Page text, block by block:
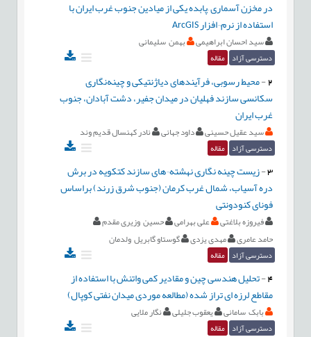
در مخزن آسماری –پابده یکی از میادین جنوب غرب ایران با
استفاده از نرم¬افزار ArcGIS
سید احسان ابراهیمی بهمن سلیمانی
دسترسی آزاد مقاله
2
-محیط رسوبی، فرآیندهای دیاژنتیکی و چینه‌نگاری
سکانسی سازند فهلیان در میدان جفیر، دشت آبادان، جنوب
غرب ايران
سید عقیل حسینی داود جهانی نادر کهنسال قدیم وند
دسترسی آزاد مقاله
3
-زیست چینه نگاری نهشته¬های سازند کتکویه در برش
دره آسیاب، شمال غرب کرمان (جنوب شرق زرند) براساس
فونای کنودونتی
فیروزه بلاغتی علی بهرامی
حسین وزیری مقدم
حامد عامری
مهدی یزدی گوستاو گابریل ولدمان
دسترسی آزاد مقاله
4
-تحلیل هندسی چین و مقادیر کمی واتنش با استفاده از
مقاطع لرزه ای تراز شده (مطالعه موردی میدان نفتی کوپال)
بابک سامانی یعقوب جلیلی نگار ملایی
دسترسی آزاد مقاله